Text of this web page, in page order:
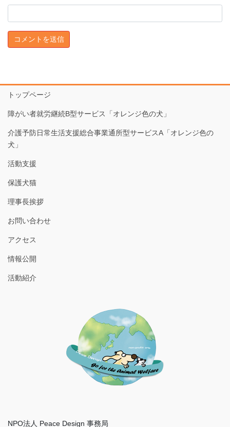
トップページ
障がい者就労継続B型サービス「オレンジ色の犬」
介護予防日常生活支援総合事業通所型サービスA「オレンジ色の
犬」
活動支援
保護犬猫
理事長挨拶
お問い合わせ
アクセス
情報公開
活動紹介
NPO法人 Peace Design 事務局